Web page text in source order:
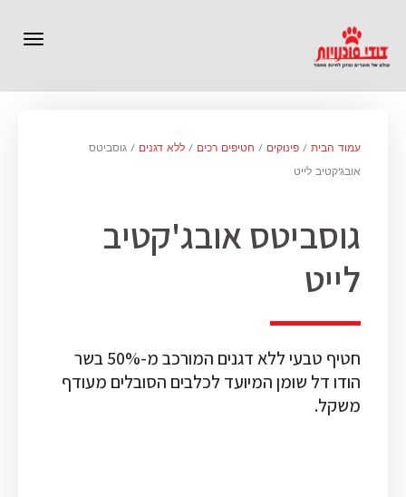
עמוד הבית / פינוקים / חטיפים רכים / ללא דגנים / גוסביטס
אובג'קטיב לייט
גוסביטס אובג'קטיב
לייט
חטיף טבעי ללא דגנים המורכב מ-50% בשר
הודו דל שומן המיועד לכלבים הסובלים מעודף
משקל.